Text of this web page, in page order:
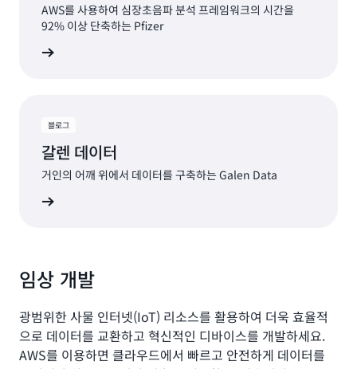
AWS를 사용하여 심장초음파 분석 프레임워크의 시간을
92% 이상 단축하는 Pfizer
블로그
갈렌 데이터
거인의 어깨 위에서 데이터를 구축하는 Galen Data
임상 개발
광범위한 사물 인터넷(IoT) 리소스를 활용하여 더욱 효율적
으로 데이터를 교환하고 혁신적인 디바이스를 개발하세요.
AWS를 이용하면 클라우드에서 빠르고 안전하게 데이터를